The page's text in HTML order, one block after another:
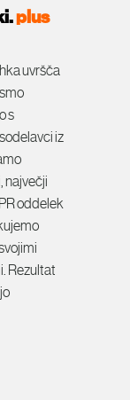
plus
uvršča
s
iz
največji
oddelek
Rezultat